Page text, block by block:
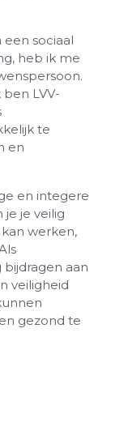
sociaal
heb ik me
LVV-
te
en
en integere
je je veilig
werken,
aan
veiligheid
gezond te